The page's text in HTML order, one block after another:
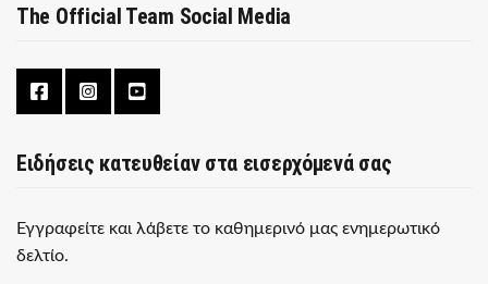
The Official Team Social Media
Ειδήσεις κατευθείαν στα εισερχόμενά σας
Εγγραφείτε και λάβετε το καθημερινό μας ενημερωτικό
δελτίο.